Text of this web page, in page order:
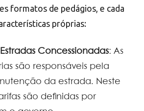
formatos de pedágios, e cada
próprias:
Concessionadas: As
são responsáveis pela
da estrada. Neste
são definidas por